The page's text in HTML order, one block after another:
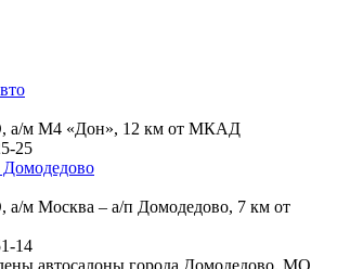
а/м М4 «Дон», 12 км от МКАД
25
а/м Москва – а/п Домодедово, 7 км от
14
автосалоны города Домодедово, МО